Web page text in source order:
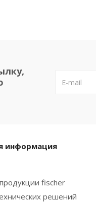
информация
fischer
решений